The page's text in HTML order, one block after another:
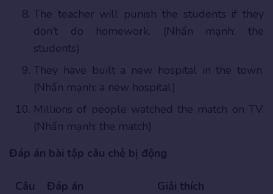
The teacher will punish the students if they
don’t do homework. (Nhấn mạnh: the
students)
They have built a new hospital in the town.
(Nhấn mạnh: a new hospital)
Millions of people watched the match on TV.
(Nhấn mạnh: the match)
Đáp án bài tập câu chẻ bị động
Câu Đáp án
Giải thích